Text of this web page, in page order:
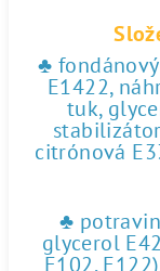
♣
E1422,
tuk,
citrónová
♣
glycerol
E102,